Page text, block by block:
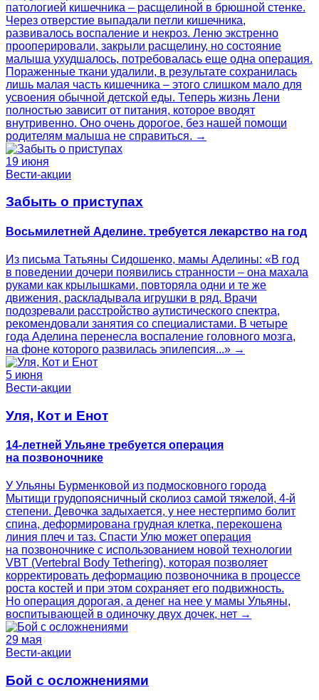
патологией кишечника – расщелиной в брюшной стенке.
Через отверстие выпадали петли кишечника,
развивалось воспаление и некроз. Леню экстренно
прооперировали, закрыли расщелину, но состояние
малыша ухудшалось, потребовалась еще одна операция.
Пораженные ткани удалили, в результате сохранилась
лишь малая часть кишечника – этого слишком мало для
усвоения обычной детской еды. Теперь жизнь Лени
полностью зависит от питания, которое вводят
внутривенно. Оно очень дорогое, без нашей помощи
родителям малыша не справиться. →
19 июня
Вести-акции
Забыть о приступах
Восьмилетней Аделине. требуется лекарство на год
Из письма Татьяны Сидошенко, мамы Аделины: «В год
в поведении дочери появились странности – она махала
руками как крылышками, повторяла одни и те же
движения, раскладывала игрушки в ряд. Врачи
подозревали расстройство аутистического спектра,
рекомендовали занятия со специалистами. В четыре
года Аделина перенесла воспаление головного мозга,
на фоне которого развилась эпилепсия...» →
5 июня
Вести-акции
Уля, Кот и Енот
14-летней Ульяне требуется операция
на позвоночнике
У Ульяны Бурменковой из подмосковного города
Мытищи грудопоясничный сколиоз самой тяжелой, 4-й
степени. Девочка задыхается, у нее нестерпимо болит
спина, деформирована грудная клетка, перекошена
линия плеч и таз. Спасти Улю может операция
на позвоночнике с использованием новой технологии
VBT (Vertebral Body Tethering), которая позволяет
корректировать деформацию позвоночника в процессе
роста костей и при этом сохраняет его подвижность.
Но операция дорогая, а денег на нее у мамы Ульяны,
воспитывающей в одиночку двух дочек, нет →
29 мая
Вести-акции
Бой с осложнениями